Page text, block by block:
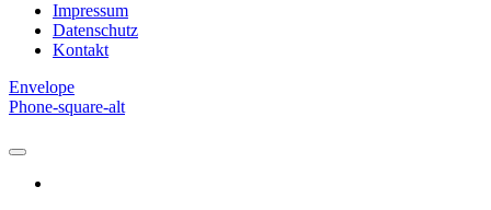
Impressum
Datenschutz
Kontakt
Envelope
Phone-square-alt